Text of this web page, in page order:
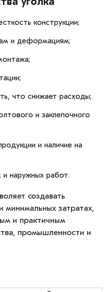
конструкции;
и деформациям;
что снижает расходы;
и заклепочного
и наличие на
и наружных работ.
создавать
минимальных затратах,
и практичным
промышленности и